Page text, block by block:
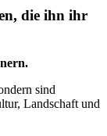
die ihn ihr
sind
Landschaft und